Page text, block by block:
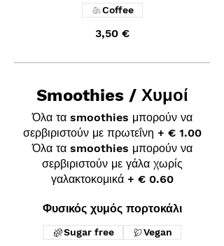
3,50 €
Coffee
Smoothies / Χυμοί
Όλα τα smoothies μπορούν να
σερβιριστούν με πρωτεΐνη + € 1.00
Όλα τα smoothies μπορούν να
σερβιριστούν με γάλα χωρίς
γαλακτοκομικά + € 0.60
Φυσικός χυμός πορτοκάλι
Sugar free Vegan